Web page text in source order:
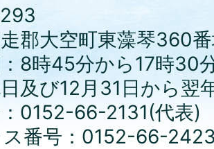
郡大空町東藻琴360
8時45分から17時30
日及び12月31日から
0152-66-2131(代表)
ス番号：0152-66-